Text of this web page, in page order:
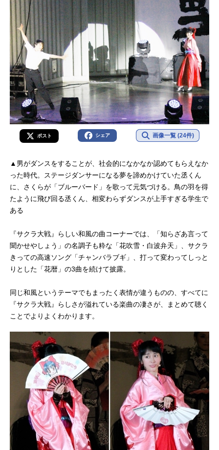
ポスト シェア 画像一覧 (24件)
▲男がダンスをすることが、社会的になかなか認めてもらえなか
った時代。ステージダンサーになる夢を諦めかけていた丞くん
に、さくらが「ブルーバード」を歌って元気づける。鳥の羽を得
たように飛び回る丞くん、相変わらずダンスが上手すぎる学生で
ある
『サクラ大戦』らしい和風の曲コーナーでは、「知らざあ言って
聞かせやしょう」の名調子も粋な「花吹雪・白波弁天」、サクラ
きっての高速ソング「チャンバラブギ」、打って変わってしっと
りとした「花暦」の3曲を続けて披露。
同じ和風というテーマでもまったく表情が違うものの、すべてに
『サクラ大戦』らしさが溢れている楽曲の凄さが、まとめて聴く
ことでよりよくわかります。